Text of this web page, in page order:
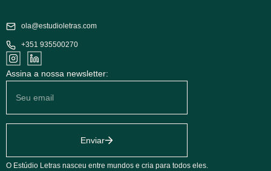
ola@estudioletras.com
+351 935500270
Assina a nossa newsletter:
Enviar
O Estúdio Letras nasceu entre mundos e cria para todos eles.